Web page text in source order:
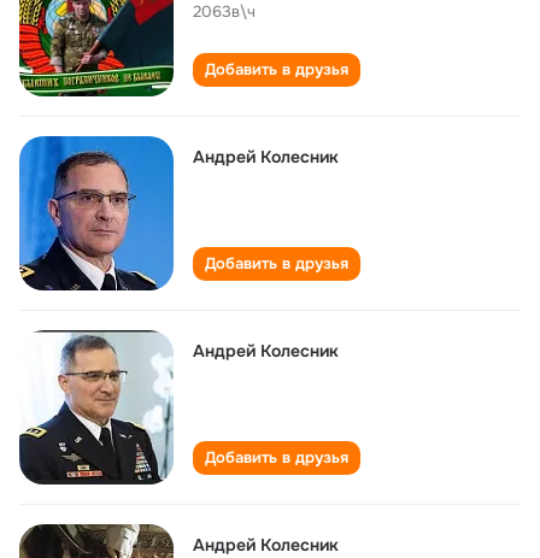
2063в\ч
Добавить в друзья
Андрей Колесник
Добавить в друзья
Андрей Колесник
Добавить в друзья
Андрей Колесник